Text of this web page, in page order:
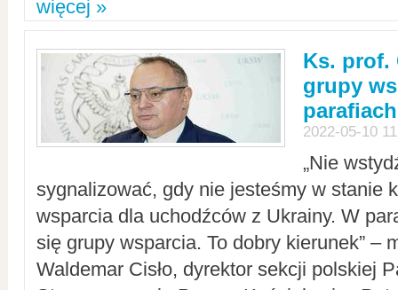
więcej »
Ks. prof.
grupy
parafiach
2022-05-10
„Nie
sygnalizować, gdy nie jesteśmy w stanie
wsparcia dla uchodźców z Ukrainy. W
się grupy wsparcia. To dobry kierunek” –
Waldemar Cisło, dyrektor sekcji polskiej